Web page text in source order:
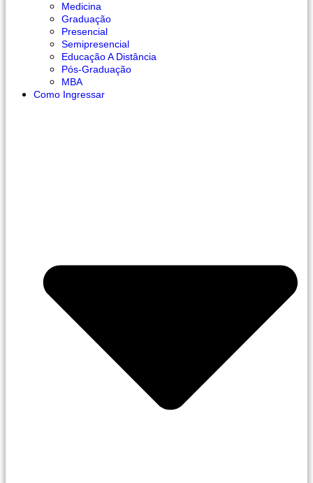
Medicina
Graduação
Presencial
Semipresencial
Educação A Distância
Pós-Graduação
MBA
Como Ingressar